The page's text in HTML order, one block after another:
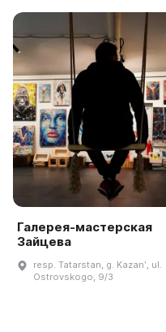
Галерея-мастерская
Зайцева
resp. Tatarstan, g. Kazanʹ, ul.
Ostrovskogo, 9/3